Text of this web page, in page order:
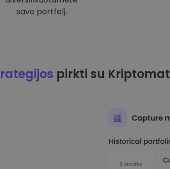
savo portfelį.
pirkti su Kriptomat